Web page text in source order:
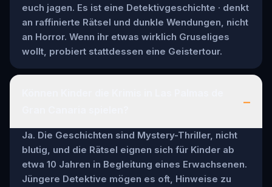
euch jagen. Es ist eine Detektivgeschichte · denkt
an raffinierte Rätsel und dunkle Wendungen, nicht
an Horror. Wenn ihr etwas wirklich Gruseliges
wollt, probiert stattdessen eine Geistertour.
–
Ja. Die Geschichten sind Mystery-Thriller, nicht
blutig, und die Rätsel eignen sich für Kinder ab
etwa 10 Jahren in Begleitung eines Erwachsenen.
Jüngere Detektive mögen es oft, Hinweise zu